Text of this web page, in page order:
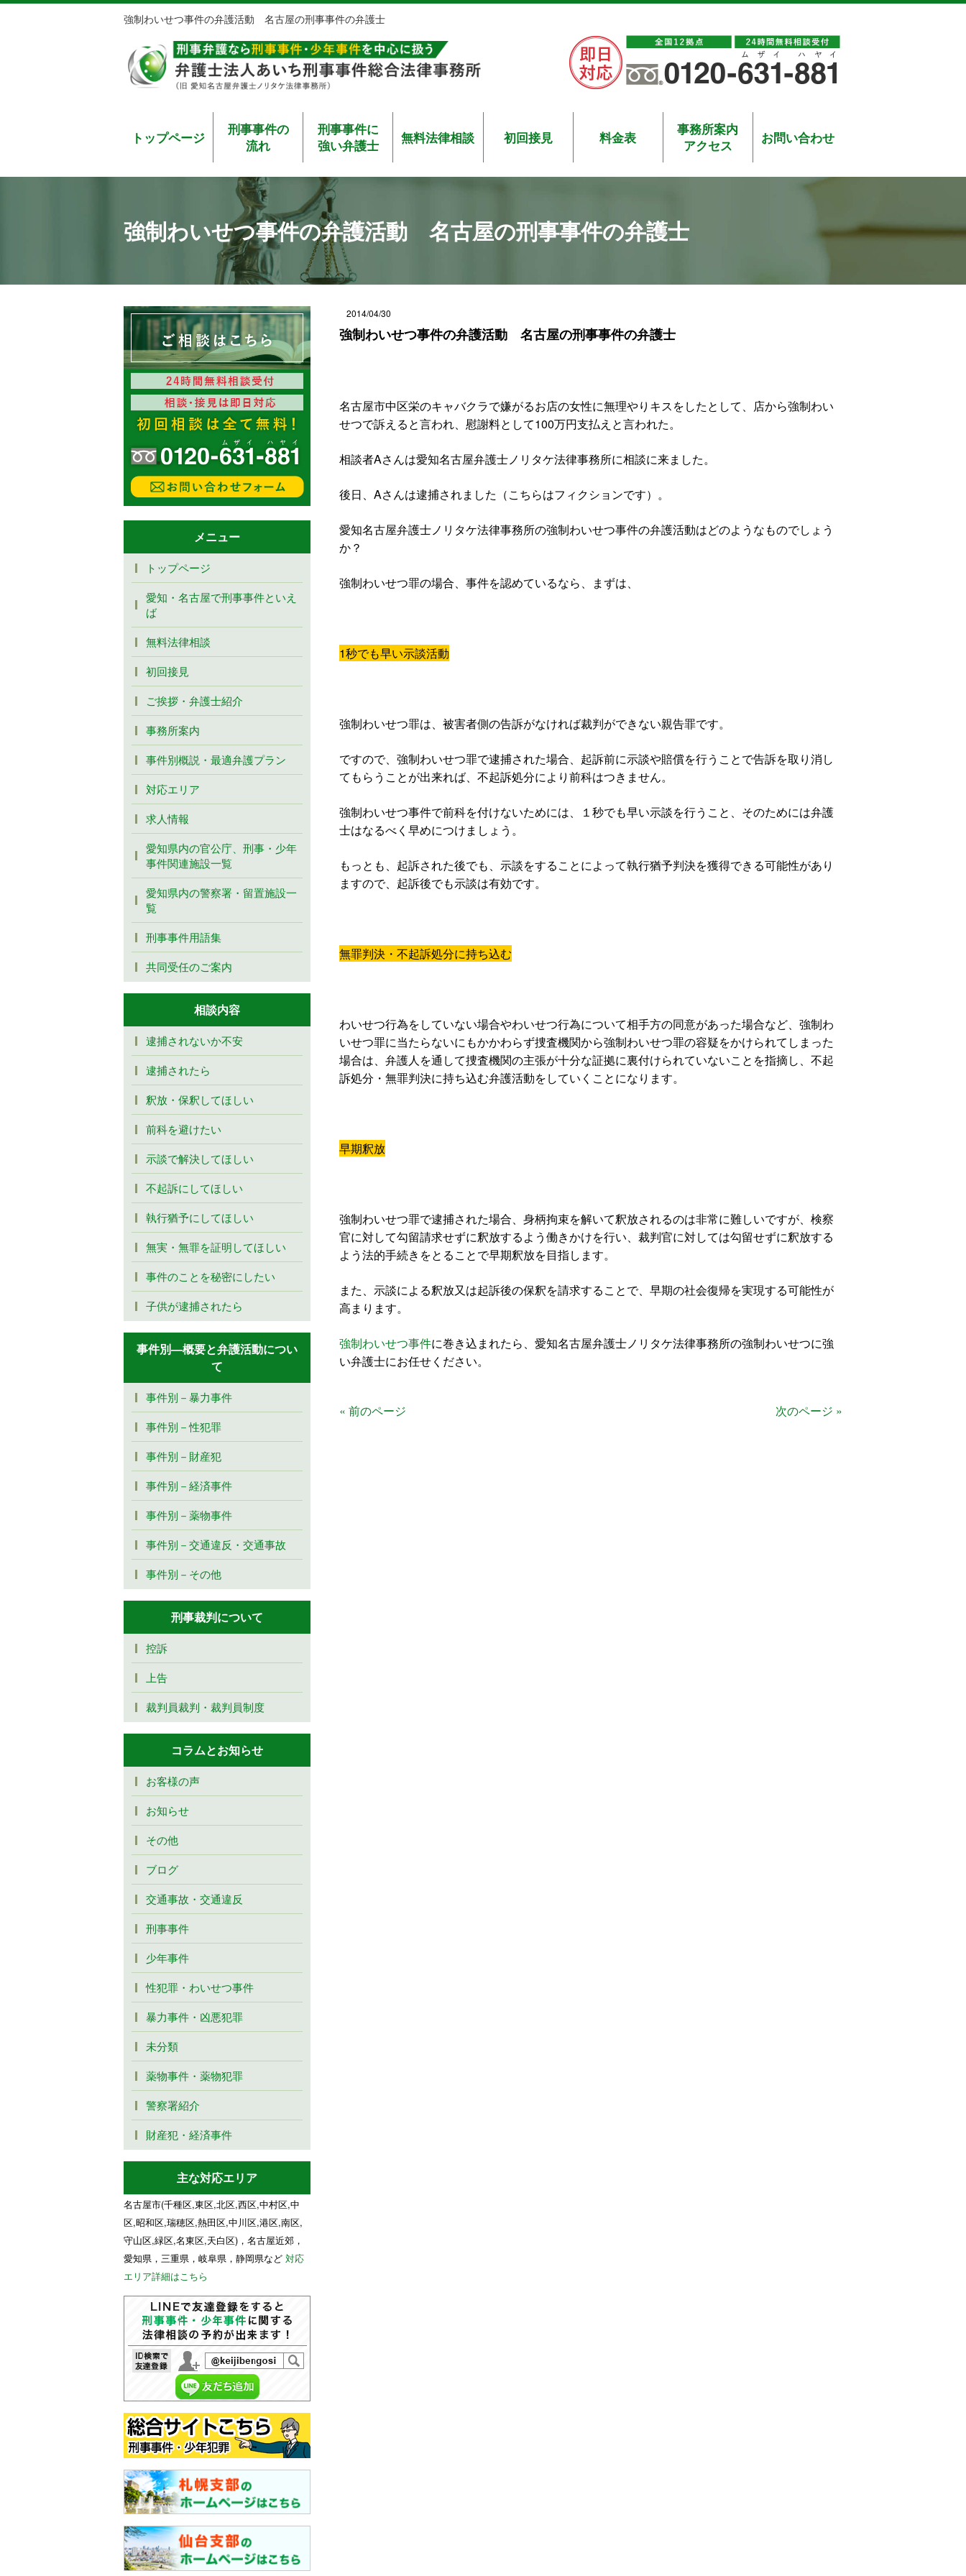
強制わいせつ事件の弁護活動 名古屋の刑事事件の弁護士
トップページ
刑事事件の
流れ
刑事事件に
強い弁護士
無料法律相談 初回接見 料金表
事務所案内
アクセス
お問い合わせ
強制わいせつ事件の弁護活動 名古屋の刑事事件の弁護士
2014/04/30
強制わいせつ事件の弁護活動 名古屋の刑事事件の弁護士
名古屋市中区栄のキャバクラで嫌がるお店の女性に無理やりキスをしたとして、店から強制わい
せつで訴えると言われ、慰謝料として100万円支払えと言われた。
相談者Aさんは愛知名古屋弁護士ノリタケ法律事務所に相談に来ました。
後日、Aさんは逮捕されました（こちらはフィクションです）。
愛知名古屋弁護士ノリタケ法律事務所の強制わいせつ事件の弁護活動はどのようなものでしょう
か？
強制わいせつ罪の場合、事件を認めているなら、まずは、
1秒でも早い示談活動
強制わいせつ罪は、被害者側の告訴がなければ裁判ができない親告罪です。
ですので、強制わいせつ罪で逮捕された場合、起訴前に示談や賠償を行うことで告訴を取り消し
てもらうことが出来れば、不起訴処分により前科はつきません。
強制わいせつ事件で前科を付けないためには、１秒でも早い示談を行うこと、そのためには弁護
士はなるべく早めにつけましょう。
もっとも、起訴された後でも、示談をすることによって執行猶予判決を獲得できる可能性があり
ますので、起訴後でも示談は有効です。
無罪判決・不起訴処分に持ち込む
わいせつ行為をしていない場合やわいせつ行為について相手方の同意があった場合など、強制わ
いせつ罪に当たらないにもかかわらず捜査機関から強制わいせつ罪の容疑をかけられてしまった
場合は、弁護人を通して捜査機関の主張が十分な証拠に裏付けられていないことを指摘し、不起
訴処分・無罪判決に持ち込む弁護活動をしていくことになります。
早期釈放
強制わいせつ罪で逮捕された場合、身柄拘束を解いて釈放されるのは非常に難しいですが、検察
官に対して勾留請求せずに釈放するよう働きかけを行い、裁判官に対しては勾留せずに釈放する
よう法的手続きをとることで早期釈放を目指します。
また、示談による釈放又は起訴後の保釈を請求することで、早期の社会復帰を実現する可能性が
高まります。
強制わいせつ事件に巻き込まれたら、愛知名古屋弁護士ノリタケ法律事務所の強制わいせつに強
い弁護士にお任せください。
« 前のページ 次のページ »
メニュー
トップページ
愛知・名古屋で刑事事件といえ
ば
無料法律相談
初回接見
ご挨拶・弁護士紹介
事務所案内
事件別概説・最適弁護プラン
対応エリア
求人情報
愛知県内の官公庁、刑事・少年
事件関連施設一覧
愛知県内の警察署・留置施設一
覧
刑事事件用語集
共同受任のご案内
相談内容
逮捕されないか不安
逮捕されたら
釈放・保釈してほしい
前科を避けたい
示談で解決してほしい
不起訴にしてほしい
執行猶予にしてほしい
無実・無罪を証明してほしい
事件のことを秘密にしたい
子供が逮捕されたら
事件別―概要と弁護活動につい
て
事件別－暴力事件
事件別－性犯罪
事件別－財産犯
事件別－経済事件
事件別－薬物事件
事件別－交通違反・交通事故
事件別－その他
刑事裁判について
控訴
上告
裁判員裁判・裁判員制度
コラムとお知らせ
お客様の声
お知らせ
その他
ブログ
交通事故・交通違反
刑事事件
少年事件
性犯罪・わいせつ事件
暴力事件・凶悪犯罪
未分類
薬物事件・薬物犯罪
警察署紹介
財産犯・経済事件
主な対応エリア
名古屋市(千種区,東区,北区,西区,中村区,中
区,昭和区,瑞穂区,熱田区,中川区,港区,南区,
守山区,緑区,名東区,天白区)，名古屋近郊，
愛知県，三重県，岐阜県，静岡県など 対応
エリア詳細はこちら